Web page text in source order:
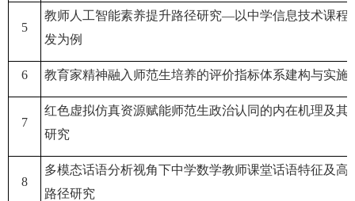
5
教师人工智能素养提升路径研究—以中学信息技术课程
发为例
6 教育家精神融入师范生培养的评价指标体系建构与实施
7
红色虚拟仿真资源赋能师范生政治认同的内在机理及其
研究
8
多模态话语分析视角下中学数学教师课堂话语特征及高
路径研究